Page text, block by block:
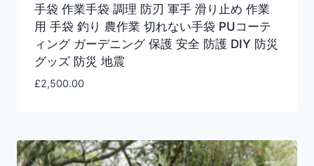
手袋 作業手袋 調理 防刃 軍手 滑り止め 作業
用 手袋 釣り 農作業 切れない手袋 PUコーテ
ィング ガーデニング 保護 安全 防護 DIY 防災
グッズ 防災 地震
£2,500.00